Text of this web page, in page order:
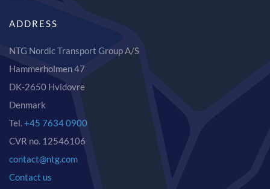
ADDRESS
NTG Nordic Transport Group A/S
Hammerholmen 47
DK-2650 Hvidovre
Denmark
Tel.+45 7634 0900
CVR no. 12546106
contact@ntg.com
Contact us